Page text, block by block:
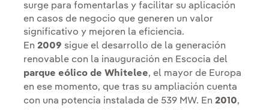
surge para fomentarlas y facilitar su aplicación
en casos de negocio que generen un valor
significativo y mejoren la eficiencia.
En 2009 sigue el desarrollo de la generación
renovable con la inauguración en Escocia del
parque eólico de Whitelee, el mayor de Europa
en ese momento, que tras su ampliación cuenta
con una potencia instalada de 539 MW. En 2010,